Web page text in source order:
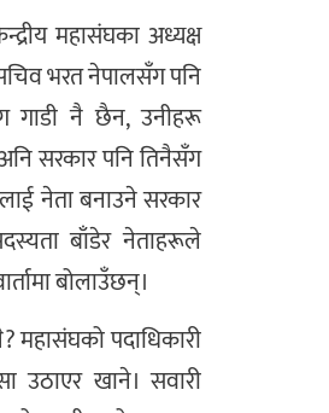
महासंघका अध्यक्ष
भरत नेपालसँग पनि
गाडी नै छैन, उनीहरू
अनि सरकार पनि तिनैसँग
नेता बनाउने सरकार
बाँडेर नेताहरूले
बोलाउँछन्।
महासंघको पदाधिकारी
उठाएर खाने। सवारी